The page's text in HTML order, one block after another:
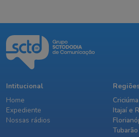
Intitucional
Home
Expediente
Nossas rádios
Itajaí e